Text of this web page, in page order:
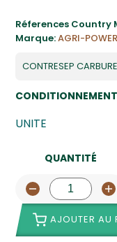
Réferences Country
Marque:AGRI-POWER
CONTRESEP
CONDITIONNEMENT
UNITE
QUANTITÉ
AJOUTER AU